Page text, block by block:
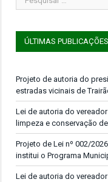
ÚLTIMAS PUBLICAÇÕES
Projeto de autoria do
estradas vicinais de
Lei de autoria do
limpeza e conservação
Projeto de Lei nº 002/
institui o Programa
Lei de autoria do